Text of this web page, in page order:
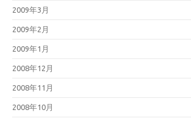
2009年3月
2009年2月
2009年1月
2008年12月
2008年11月
2008年10月